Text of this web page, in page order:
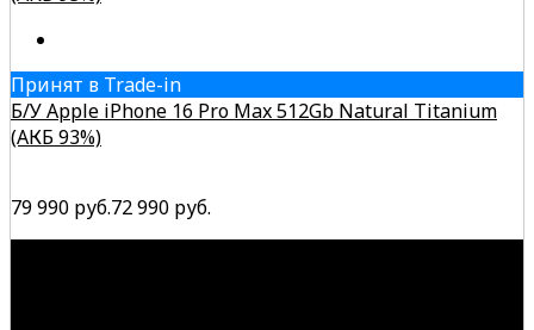
Принят в Trade-in
Б/У Apple iPhone 16 Pro Max 512Gb Natural Titanium
(АКБ 93%)
79 990 руб.72 990 руб.